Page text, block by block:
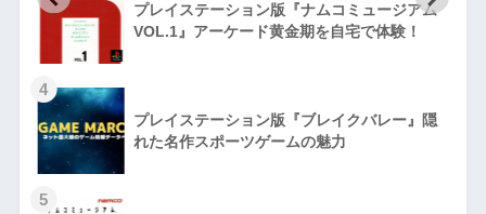
プレイステーション版『ナムコミュージアム
VOL.1』アーケード黄金期を自宅で体験！
4
プレイステーション版『ブレイクバレー』隠
れた名作スポーツゲームの魅力
5